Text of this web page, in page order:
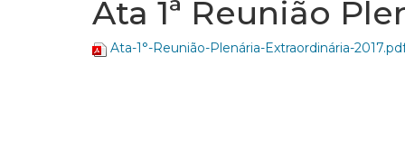
Ata 1ª Reunião
Ata-1°-Reunião-Plenária-Extraordinária-